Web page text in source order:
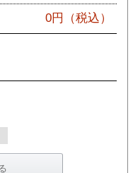
0円（税込）